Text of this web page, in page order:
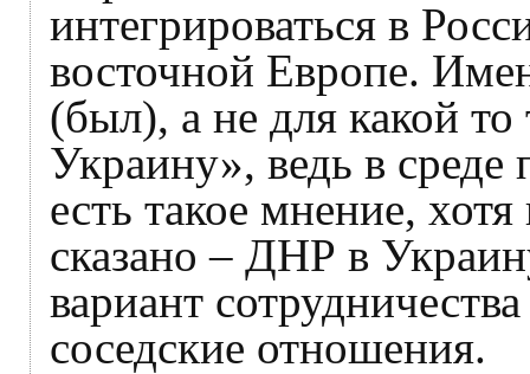
интегрироваться в
восточной Европе.
(был), а не для какой
Украину», ведь в среде
есть такое мнение,
сказано – ДНР в
вариант
соседские отношения.